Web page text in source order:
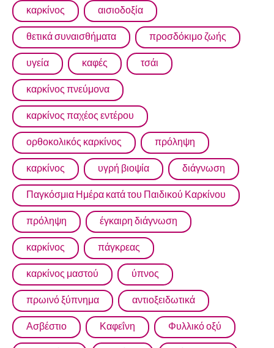
καρκίνος αισιοδοξία
θετικά συναισθήματα προσδόκιμο ζωής
υγεία καφές τσάι
καρκίνος πνεύμονα
καρκίνος παχέος εντέρου
ορθοκολικός καρκίνος πρόληψη
καρκίνος υγρή βιοψία διάγνωση
Παγκόσμια Ημέρα κατά του Παιδικού Καρκίνου
πρόληψη έγκαιρη διάγνωση
καρκίνος πάγκρεας
καρκίνος μαστού ύπνος
πρωινό ξύπνημα αντιοξειδωτικά
Ασβέστιο Καφεΐνη Φυλλικό οξύ